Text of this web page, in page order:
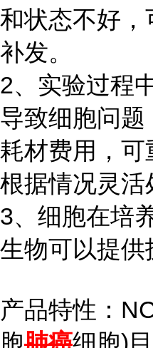
和状态不好
补发。
2、实验过程
导致细胞问
耗材费用，
根据情况灵活
3、细胞在培
生物可以提供
产品特性：
胞肺癌细胞)